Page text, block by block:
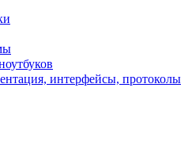
интерфейсы, протоколы